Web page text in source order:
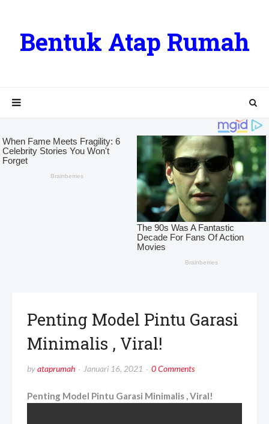
Bentuk Atap Rumah
Penting Model Pintu Garasi
Minimalis , Viral!
byataprumah Januari 16, 2021 0 Comments
Penting Model Pintu Garasi Minimalis , Viral!